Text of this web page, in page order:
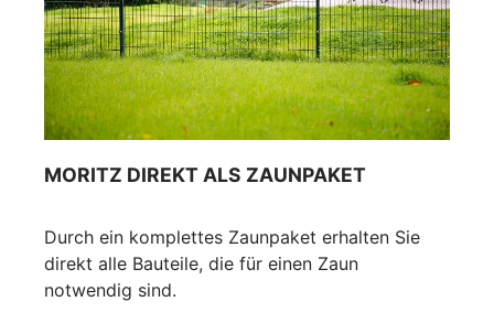
MORITZ DIREKT ALS ZAUNPAKET
Durch ein komplettes Zaunpaket erhalten Sie
direkt alle Bauteile, die für einen Zaun
notwendig sind.